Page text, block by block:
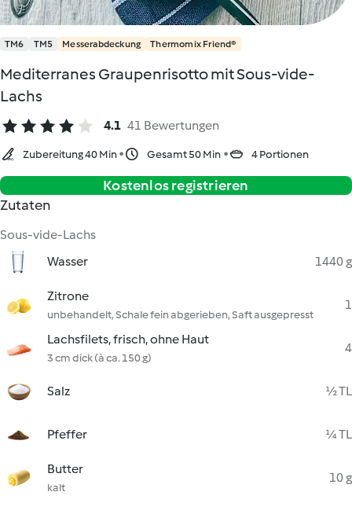
TM6 TM5 Messerabdeckung Thermomix Friend®
Mediterranes Graupenrisotto mit Sous-vide-
Lachs
4.1 41 Bewertungen
Zubereitung 40 Min Gesamt 50 Min 4 Portionen
Kostenlos registrieren
Zutaten
Sous-vide-Lachs
Wasser
1440 g
Zitrone
unbehandelt, Schale fein abgerieben, Saft ausgepresst
1
Lachsfilets, frisch, ohne Haut
3 cm dick (à ca. 150 g)
4
Salz ½ TL
Pfeffer ¼ TL
Butter
kalt
10 g